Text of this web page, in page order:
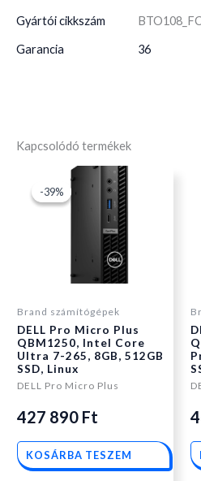
Gyártói cikkszám
Garancia 36
Kapcsolódó termékek
-39%
-39%
Brand számítógépek
DELL Pro Micro Plus
QBM1250, Intel Core
Ultra 7-265, 8GB, 512GB
SSD, Linux
DELL Pro Micro Plus
Original
551
890 Ft.
427 890 Ft
Current
price
is:
427
890 Ft.
KOSÁRBA TESZEM